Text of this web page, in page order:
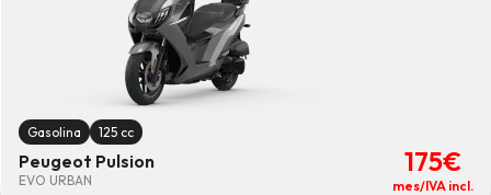
Gasolina 125 cc
Peugeot Pulsion
EVO URBAN
175€
mes/IVA incl.